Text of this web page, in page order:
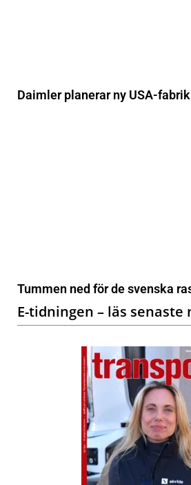
Daimler planerar ny USA-fabrik
Tummen ned för de svenska
E-tidningen – läs